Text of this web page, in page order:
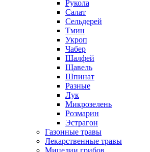
Рукола
Салат
Сельдерей
Тмин
Укроп
Чабер
Шалфей
Щавель
Шпинат
Разные
Лук
Микрозелень
Розмарин
Эстрагон
Газонные травы
Лекарственные травы
Мицелии грибов